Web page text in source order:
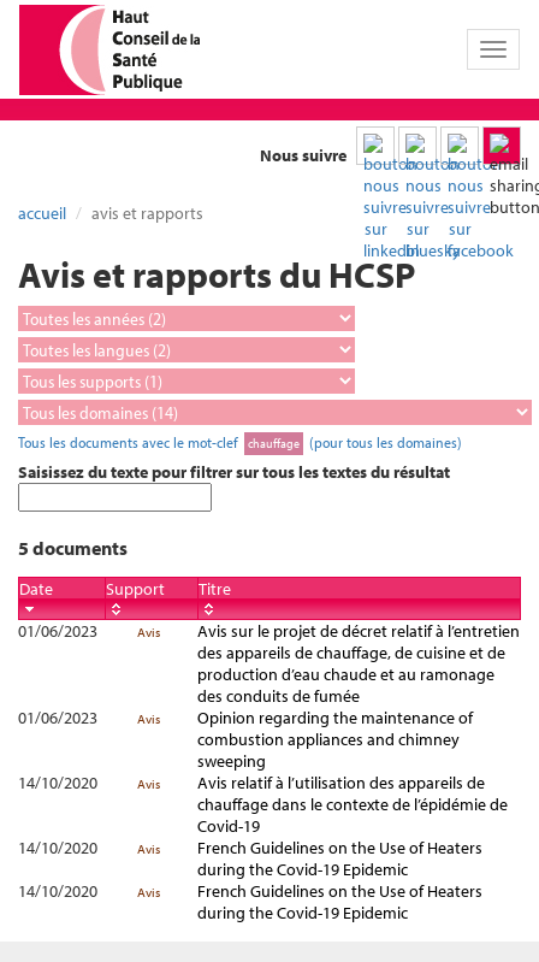
Toggle
Nous suivre
accueil avis et rapports
Avis et rapports du HCSP
Tous les documents avec le mot-clef chauffage (pour tous les domaines)
Saisissez du texte pour filtrer sur tous les textes du résultat
5 documents
Date Support
Titre
01/06/2023
Avis
Avis sur le projet de décret relatif à l’entretien
des appareils de chauffage, de cuisine et de
production d’eau chaude et au ramonage
des conduits de fumée
01/06/2023
Avis
Opinion regarding the maintenance of
combustion appliances and chimney
sweeping
14/10/2020
Avis
Avis relatif à l’utilisation des appareils de
chauffage dans le contexte de l’épidémie de
Covid-19
14/10/2020
Avis
French Guidelines on the Use of Heaters
during the Covid-19 Epidemic
14/10/2020
Avis
French Guidelines on the Use of Heaters
during the Covid-19 Epidemic